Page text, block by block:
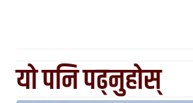
यो पनि पढ्नुहोस्